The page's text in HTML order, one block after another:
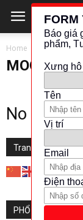
Home KHÁC
MOOG
No posts
Translate this
PHỔ BIẾN